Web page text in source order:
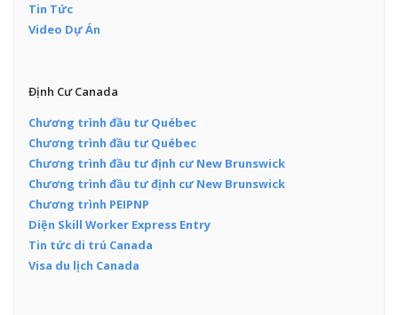
Tin Tức
Video Dự Án
Định Cư Canada
Chương trình đầu tư Québec
Chương trình đầu tư Québec
Chương trình đầu tư định cư New Brunswick
Chương trình đầu tư định cư New Brunswick
Chương trình PEIPNP
Diện Skill Worker Express Entry
Tin tức di trú Canada
Visa du lịch Canada